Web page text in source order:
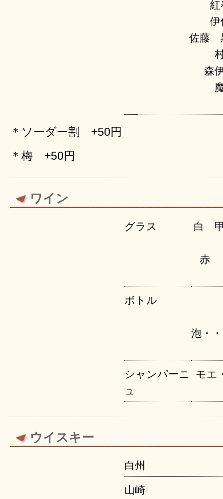
紅
伊
佐藤
森
＊ソーダー割 +50円
＊梅 +50円
ワイン
グラス 白 甲
ボトル
泡・
シャンパーニ
ュ
モエ
ウイスキー
白州
山崎